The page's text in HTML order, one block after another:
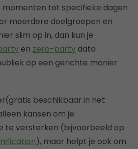
momenten tot specifieke dagen
meerdere doelgroepen en
slim op in, dan kun je
en zero-party data
op een gerichte manier
beschikbaar in het
kansen om je
te versterken (bijvoorbeeld op
), maar helpt je ook om